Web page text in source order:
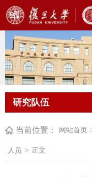
研究队伍
当前位置： 网站首页
人员 > 正文